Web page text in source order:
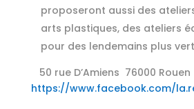
proposeront aussi des
arts plastiques, des ateliers
pour des lendemains plus
50 rue D’Amiens 76000 Rouen
https://www.facebook.com/